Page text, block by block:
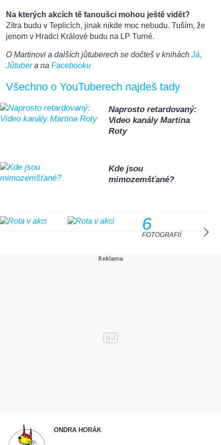
Na kterých akcích tě fanoušci mohou ještě vidět?
Zítra budu v Teplicích, jinak nikde moc nebudu. Tuším, že
jenom v Hradci Králové budu na LP Turné.
O Martinovi a dalších jůtuberech se dočteš v knihách Já,
Jůtubera na Facebooku
Všechno o YouTuberech najdeš tady
Naprosto retardovaný:
Video kanály Martina
Roty
Kde jsou
mimozemšťané?
6
FOTOGRAFIÍ
ONDRA HORÁK